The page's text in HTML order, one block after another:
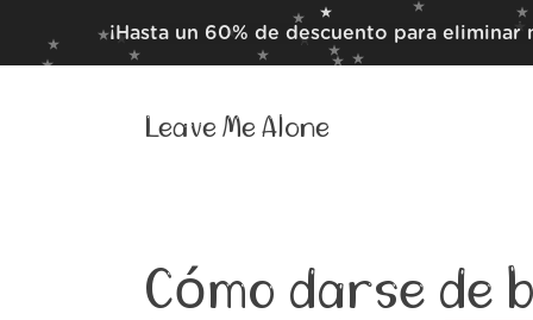
¡Hasta un 60% de descuento para eliminar
Leave Me Alone
Cómo darse de